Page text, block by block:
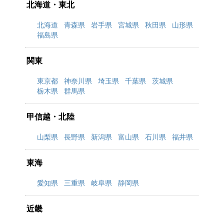
北海道・東北
北海道 青森県 岩手県 宮城県 秋田県
山形県
福島県
関東
東京都 神奈川県 埼玉県 千葉県
茨城県
栃木県
群馬県
甲信越・北陸
山梨県 長野県 新潟県 富山県 石川県 福井県
東海
愛知県 三重県 岐阜県 静岡県
近畿